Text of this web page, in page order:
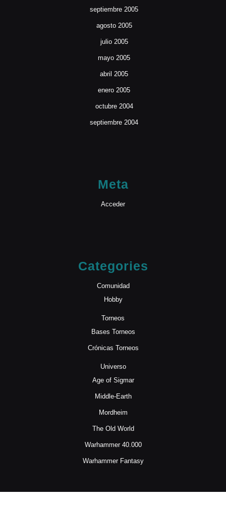
septiembre 2005
agosto 2005
julio 2005
mayo 2005
abril 2005
enero 2005
octubre 2004
septiembre 2004
Meta
Acceder
Categories
Comunidad
Hobby
Torneos
Bases Torneos
Crónicas Torneos
Universo
Age of Sigmar
Middle-Earth
Mordheim
The Old World
Warhammer 40.000
Warhammer Fantasy